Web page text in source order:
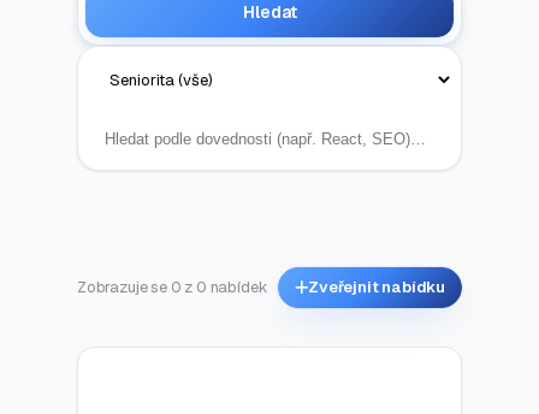
Hledat
Zobrazuje se 0 z 0 nabídek Zveřejnit nabídku